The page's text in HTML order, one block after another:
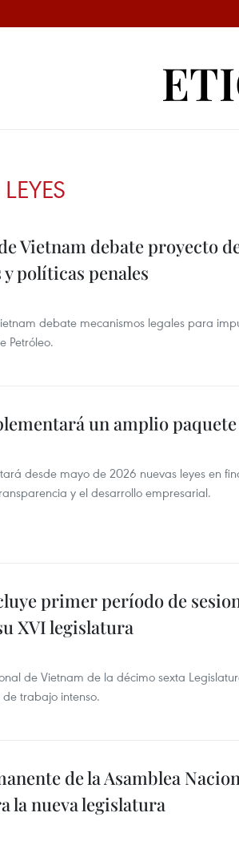
LEYES
Vietnam debate proyecto
políticas penales
debate mecanismos legales para
Petróleo.
un amplio paquete
desde mayo de 2026 nuevas leyes en
y el desarrollo empresarial.
primer período de
XVI legislatura
de Vietnam de la décimo sexta
trabajo intenso.
de la Asamblea
la nueva legislatura